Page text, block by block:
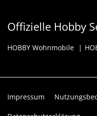
Offizielle Hobby
HOBBY Wohnmobile
Impressum